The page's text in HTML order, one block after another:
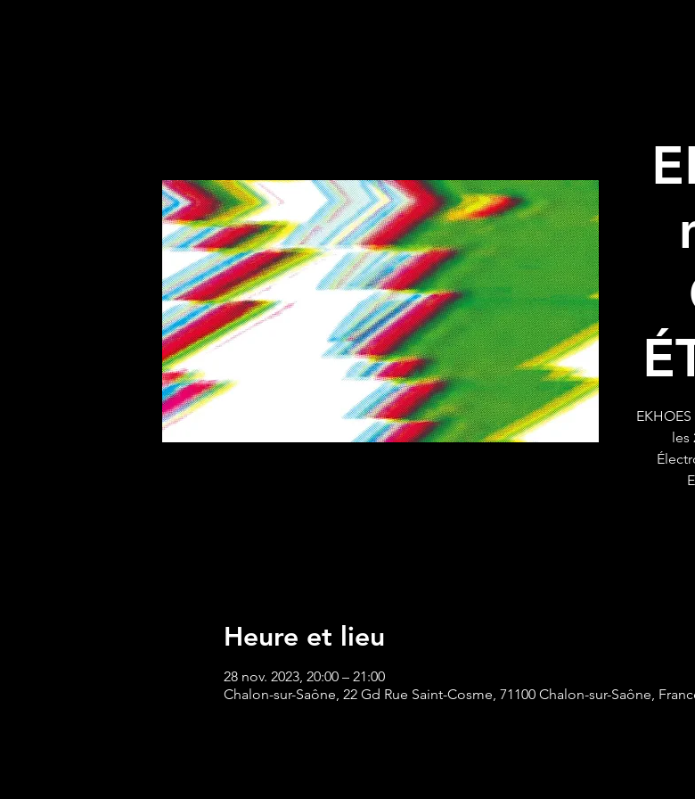
les
Heure et lieu
28 nov. 2023, 20:00 – 21:00
Chalon-sur-Saône, 22 Gd Rue Saint-Cosme, 71100 Chalon-sur-Saône,